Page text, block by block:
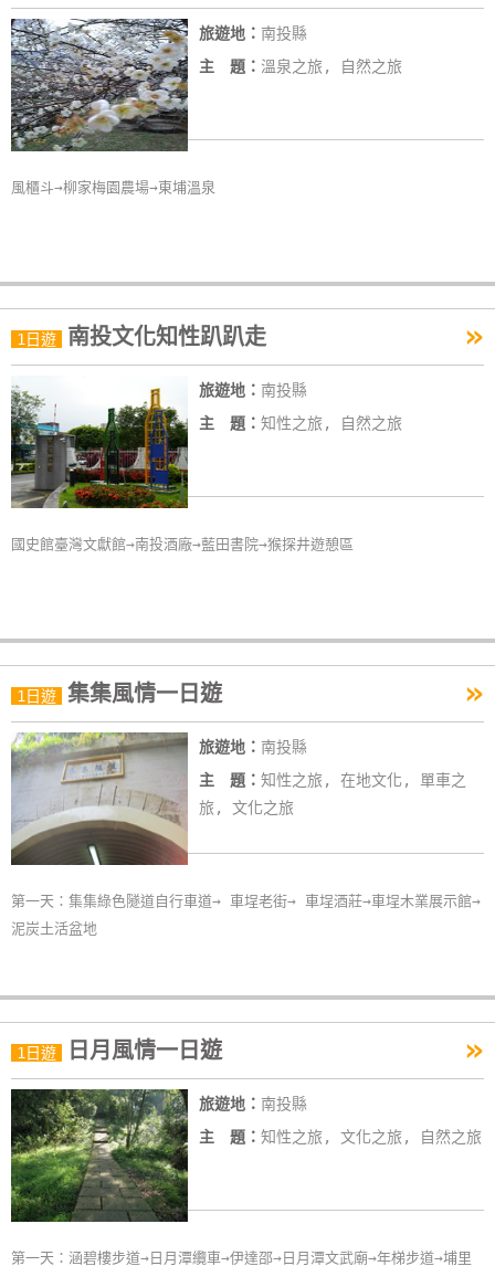
旅遊地： 南投縣
主 題： 溫泉之旅, 自然之旅
風櫃斗→柳家梅園農場→東埔溫泉
1日遊 南投文化知性趴趴走 »
旅遊地： 南投縣
主 題： 知性之旅, 自然之旅
國史館臺灣文獻館→南投酒廠→藍田書院→猴探井遊憩區
1日遊 集集風情一日遊 »
旅遊地： 南投縣
主 題： 知性之旅, 在地文化, 單車之
旅, 文化之旅
第一天：集集綠色隧道自行車道→ 車埕老街→ 車埕酒莊→車埕木業展示館→
泥炭土活盆地
1日遊 日月風情一日遊 »
旅遊地： 南投縣
主 題： 知性之旅, 文化之旅, 自然之旅
第一天：涵碧樓步道→日月潭纜車→伊達邵→日月潭文武廟→年梯步道→埔里